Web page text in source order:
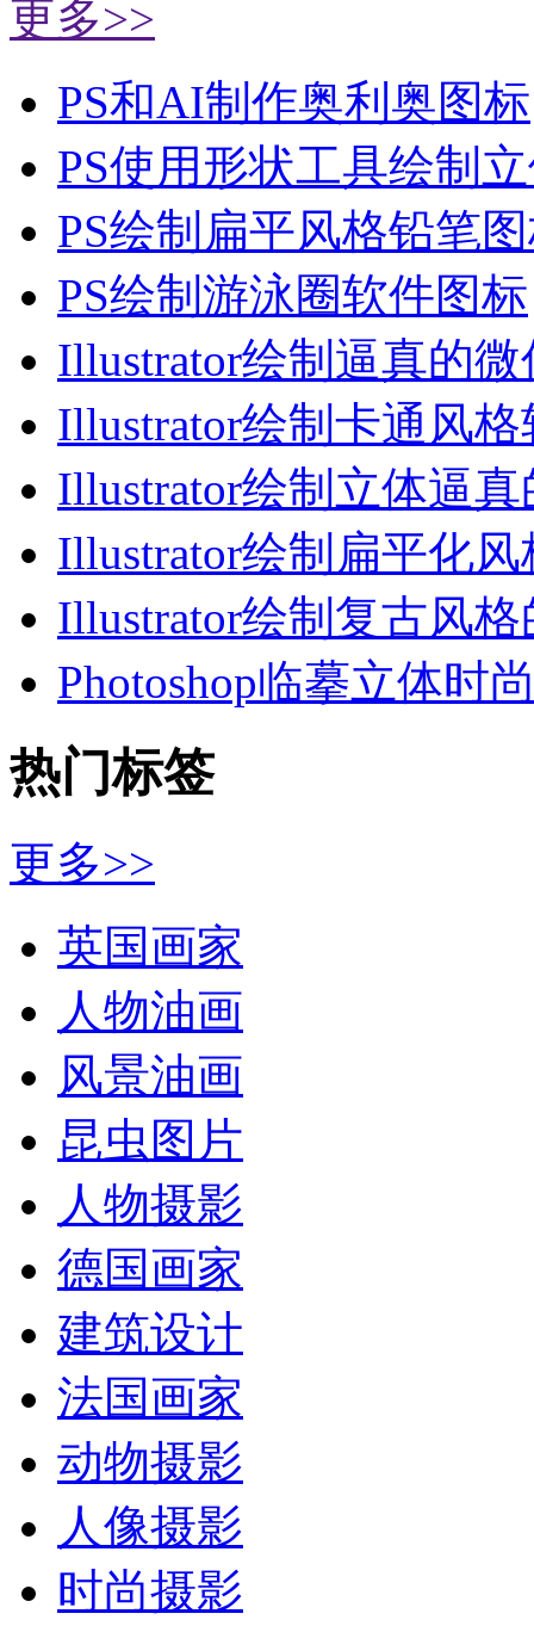
更多>>
PS和AI制作奥利奥图标
PS使用形状工具绘制
PS绘制扁平风格铅笔
PS绘制游泳圈软件图标
Illustrator绘制逼真的微
Illustrator绘制卡通风格
Illustrator绘制立体逼真
Illustrator绘制扁平化风
Illustrator绘制复古风格
Photoshop临摹立体时
热门标签
更多>>
英国画家
人物油画
风景油画
昆虫图片
人物摄影
德国画家
建筑设计
法国画家
动物摄影
人像摄影
时尚摄影